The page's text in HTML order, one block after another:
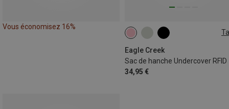
Vous économisez 16%
Eagle Creek
Sac de hanche Undercover RFID
34,95 €
ONE SIZE